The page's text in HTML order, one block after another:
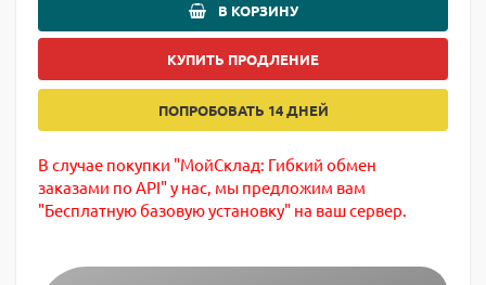
В КОРЗИНУ
КУПИТЬ ПРОДЛЕНИЕ
ПОПРОБОВАТЬ 14 ДНЕЙ
В случае покупки "МойСклад: Гибкий обмен
заказами по API" у нас, мы предложим вам
"Бесплатную базовую установку" на ваш сервер.